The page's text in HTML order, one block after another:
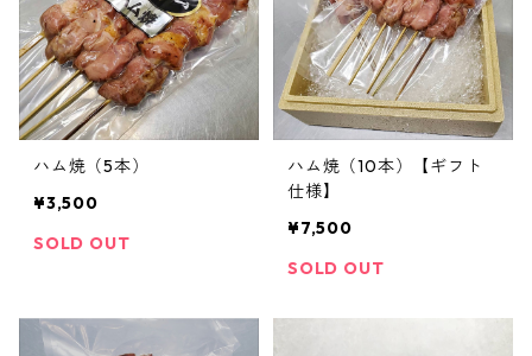
ハム焼（5本）
¥3,500
SOLD OUT
ハム焼（10本）【ギフト
仕様】
¥7,500
SOLD OUT